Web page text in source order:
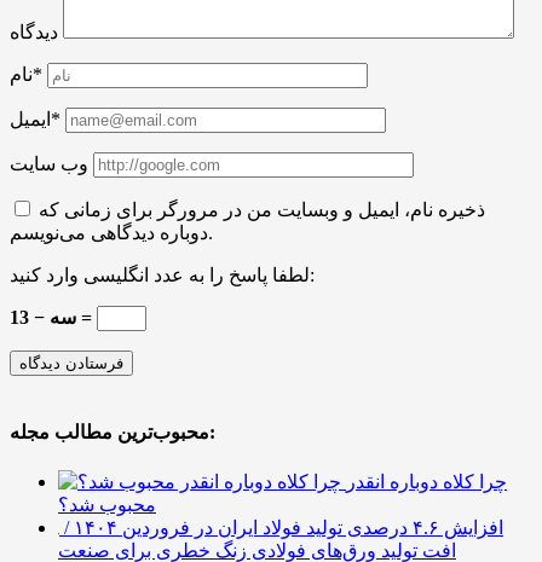
دیدگاه
نام*
ایمیل*
وب سایت
ذخیره نام، ایمیل و وبسایت من در مرورگر برای زمانی که
دوباره دیدگاهی می‌نویسم.
لطفا پاسخ را به عدد انگلیسی وارد کنید:
13 − سه =
محبوب‌ترین مطالب مجله:
چرا کلاه دوباره انقدر
محبوب شد؟
افزایش ۴.۶ درصدی تولید فولاد ایران در فروردین ۱۴۰۴ /
افت تولید ورق‌های فولادی زنگ خطری برای صنعت